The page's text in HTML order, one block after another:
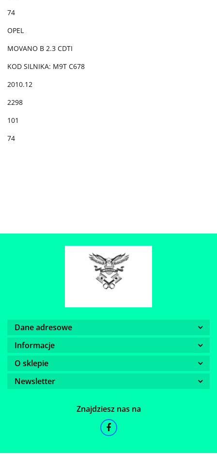
74
OPEL
MOVANO B 2.3 CDTI
KOD SILNIKA: M9T C678
2010.12
2298
101
74
Dane adresowe
Informacje
O sklepie
Newsletter
Znajdziesz nas na